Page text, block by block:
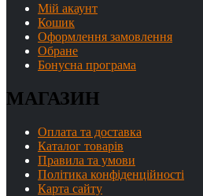
Мій акаунт
Кошик
Оформлення замовлення
Обране
Бонусна програма
МАГАЗИН
Оплата та доставка
Каталог товарів
Правила та умови
Політика конфіденційності
Карта сайту